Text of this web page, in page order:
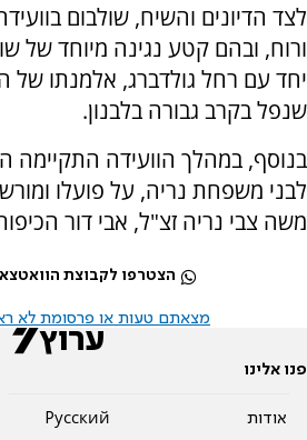
לצד הדיונים והשיח, שולבום
ורוח, ובהם קטע נגינה מיוחד של
יחד עם רחל גולדברג, אלמנתו של
שנפל בקרב גבורה בלבנון.
בנוסף, במהלך הוועידה התקיימה
לבני משפחת נריה, על פועלו
משה צבי נריה זצ"ל, אבי דור
הצטרפו לקבוצת
מצאתם טעות או פרסומת לא
פנו אלינו
אודות
Pусский